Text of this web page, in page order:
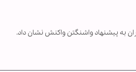
به پیشنهاد واشنگتن واکنش نشان داد.